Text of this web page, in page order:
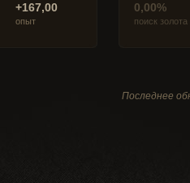
+167,00
опыт
0,00%
поиск золота
Последнее